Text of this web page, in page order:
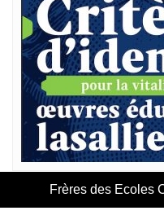
Frères des Ecoles